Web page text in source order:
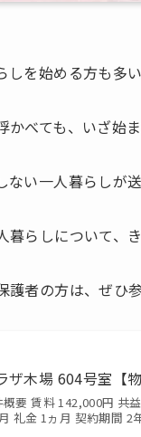
を始める方も多い
べても、いざ始
い一人暮らしが送
らしについて、
者の方は、ぜひ
ザ木場 604号室【
概要 賃料 142,000円 共
礼金 1ヵ月 契約期間 2